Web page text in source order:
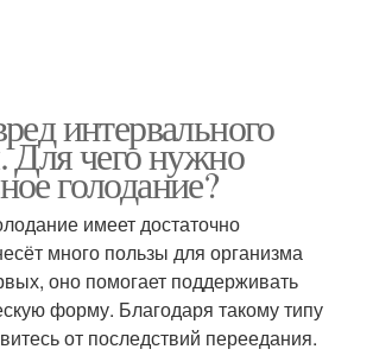
интервального
Для чего нужно
голодание?
имеет достаточно
много пользы для организма
оно помогает поддерживать
форму. Благодаря такому типу
от последствий переедания.